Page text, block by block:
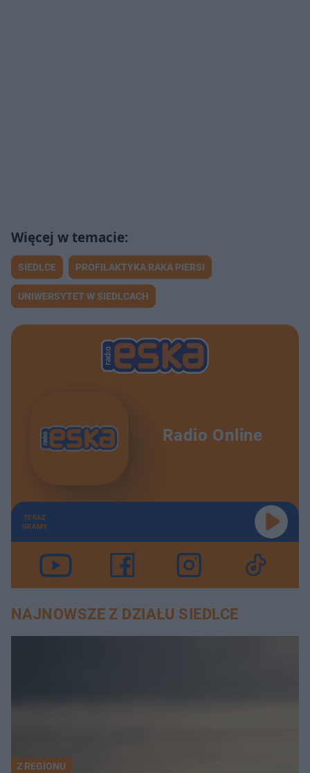
SIEDLCE PROFILAKTYKA RAKA PIERSI
UNIWERSYTET W SIEDLCACH
Radio Online
TERAZ
GRAMY
NAJNOWSZE Z DZIAŁU SIEDLCE
Z REGIONU